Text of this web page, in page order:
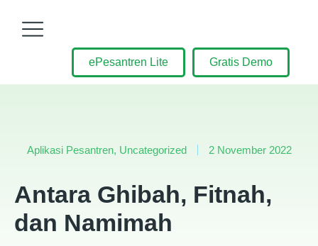
ePesantren Lite Gratis Demo
Aplikasi Pesantren, Uncategorized 2 November 2022
Antara Ghibah, Fitnah,
dan Namimah